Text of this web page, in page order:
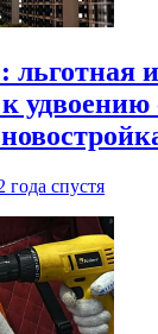
льготная
удвоению
года спустя